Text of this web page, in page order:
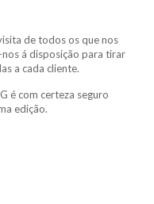
de todos os que nos
á disposição para tirar
a cada cliente.
é com certeza seguro
edição.